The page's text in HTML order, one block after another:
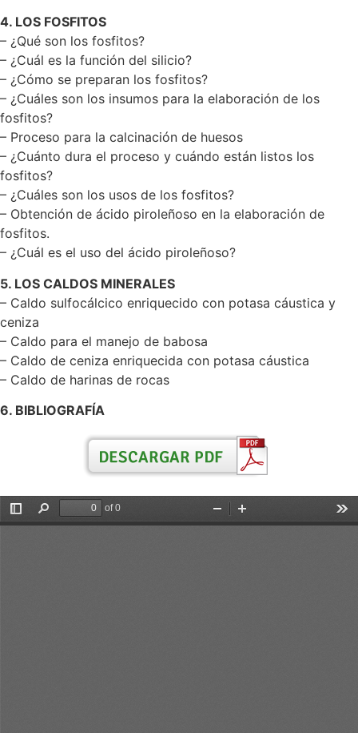
4. LOS FOSFITOS
– ¿Qué son los fosfitos?
– ¿Cuál es la función del silicio?
– ¿Cómo se preparan los fosfitos?
– ¿Cuáles son los insumos para la elaboración de los
fosfitos?
– Proceso para la calcinación de huesos
– ¿Cuánto dura el proceso y cuándo están listos los
fosfitos?
– ¿Cuáles son los usos de los fosfitos?
– Obtención de ácido piroleñoso en la elaboración de
fosfitos.
– ¿Cuál es el uso del ácido piroleñoso?
5. LOS CALDOS MINERALES
– Caldo sulfocálcico enriquecido con potasa cáustica y
ceniza
– Caldo para el manejo de babosa
– Caldo de ceniza enriquecida con potasa cáustica
– Caldo de harinas de rocas
6. BIBLIOGRAFÍA